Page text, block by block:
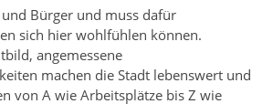
Bürger und muss dafür
sich hier wohlfühlen können.
angemessene
machen die Stadt lebenswert und
von A wie Arbeitsplätze bis Z wie